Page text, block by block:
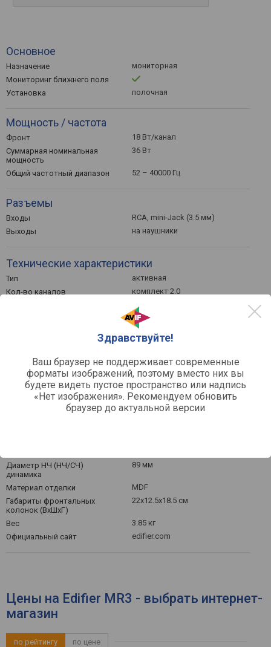
Здравствуйте!
Ваш браузер не поддерживает современные
форматы изображений, поэтому вместо них вы
будете видеть пустое пространство или надпись
«Нет изображения». Рекомендуем обновить
браузер до актуальной версии
Основное
Назначение
мониторная
Мониторинг ближнего поля
Установка
полочная
Мощность / частота
Фронт
18 Вт/канал
Суммарная номинальная
мощность
36 Вт
Общий частотный диапазон 52 – 40000 Гц
Разъемы
Входы
RCA, mini-Jack (3.5 мм)
Выходы
на наушники
Технические характеристики
Тип
активная
Кол-во каналов
комплект 2.0
2
85 дБ
Конструкция
Особенности конструкции
фазоинвертор сзади,
регулировка ВЧ,
регулировка НЧ
Диаметр НЧ (НЧ/СЧ)
динамика
89 мм
Материал отделки
MDF
Габариты фронтальных
колонок (ВхШхГ)
22x12.5x18.5 см
Вес
3.85 кг
Официальный сайт
edifier.com
Цены на Edifier MR3 - выбрать интернет-
магазин
по рейтингу по цене